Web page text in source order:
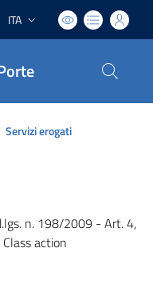
Lingua attiva:
ITA
Servizi erogati
n. 198/2009 - Art. 4,
Class action